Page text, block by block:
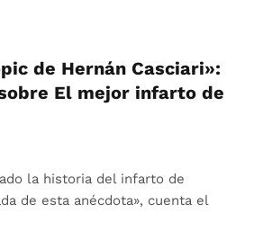
de Hernán Casciari»:
El mejor infarto de
la historia del infarto de
de esta anécdota», cuenta el